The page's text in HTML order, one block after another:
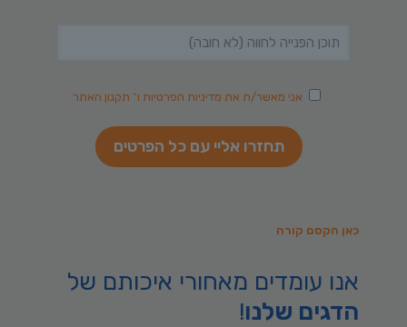
אני מאשר/ת את מדיניות הפרטיות ו־ תקנון האתר
כאן הקסם קורה
אנו עומדים מאחורי איכותם של
הדגים שלנו!